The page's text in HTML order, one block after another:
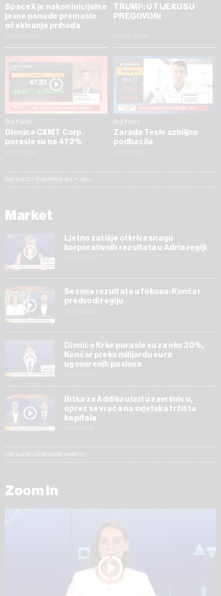
SpaceX je nakon inicijalne
javne ponude premašio
očekivanja prihoda
TRUMP: U TIJEKU SU
PREGOVORI
Biz Flash
Dionice CXMT Corp.
porasle su na 472%
Biz Flash
Zarada Tesle ozbiljno
podbacila
SVE VIJESTI IZ RUBRIKE BIZ FLASH
Market
Ljetno zatišje otkriva snagu
korporativnih rezultata u Adria regiji
Sezona rezultata u fokusu: Končar
predvodi regiju
Dionice Krke porasle su za oko 30%,
Končar preko milijardu eura
ugovorenih poslova
Bitka za Addiko ulazi u završnicu,
oprez se vraća na svjetska tržišta
kapitala
SVE VIJESTI IZ RUBRIKE MARKET
Zoom In